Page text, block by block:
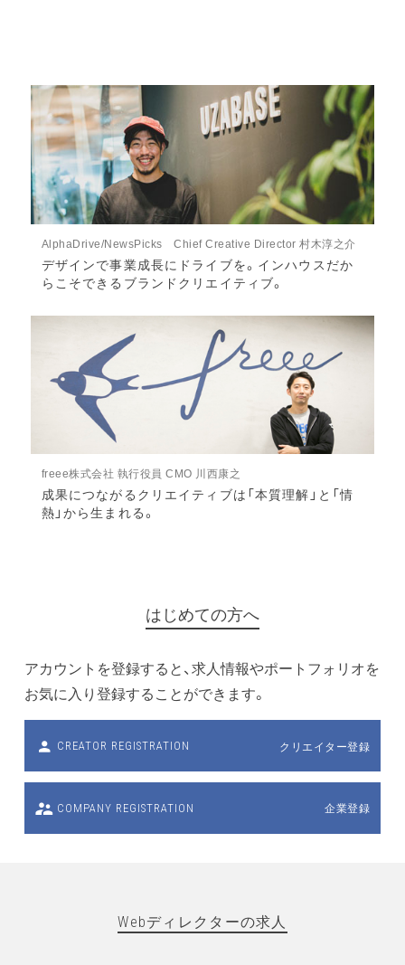
AlphaDrive/NewsPicks Chief Creative Director 村木淳之介
デザインで事業成長にドライブを。インハウスだか
らこそできるブランドクリエイティブ。
freee株式会社 執行役員 CMO 川西康之
成果につながるクリエイティブは「本質理解」と「情
熱」から生まれる。
はじめての方へ
アカウントを登録すると、求人情報やポートフォリオを
お気に入り登録することができます。
CREATOR REGISTRATION クリエイター登録
COMPANY REGISTRATION 企業登録
Webディレクターの求人